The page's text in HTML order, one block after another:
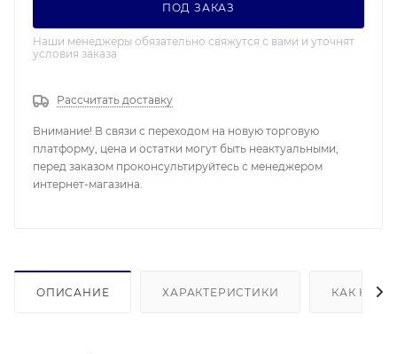
ПОД ЗАКАЗ
Наши менеджеры обязательно свяжутся с вами и уточнят
условия заказа
Рассчитать доставку
Внимание! В связи с переходом на новую торговую
платформу, цена и остатки могут быть неактуальными,
перед заказом проконсультируйтесь с менеджером
интернет-магазина.
ОПИСАНИЕ ХАРАКТЕРИСТИКИ КАК